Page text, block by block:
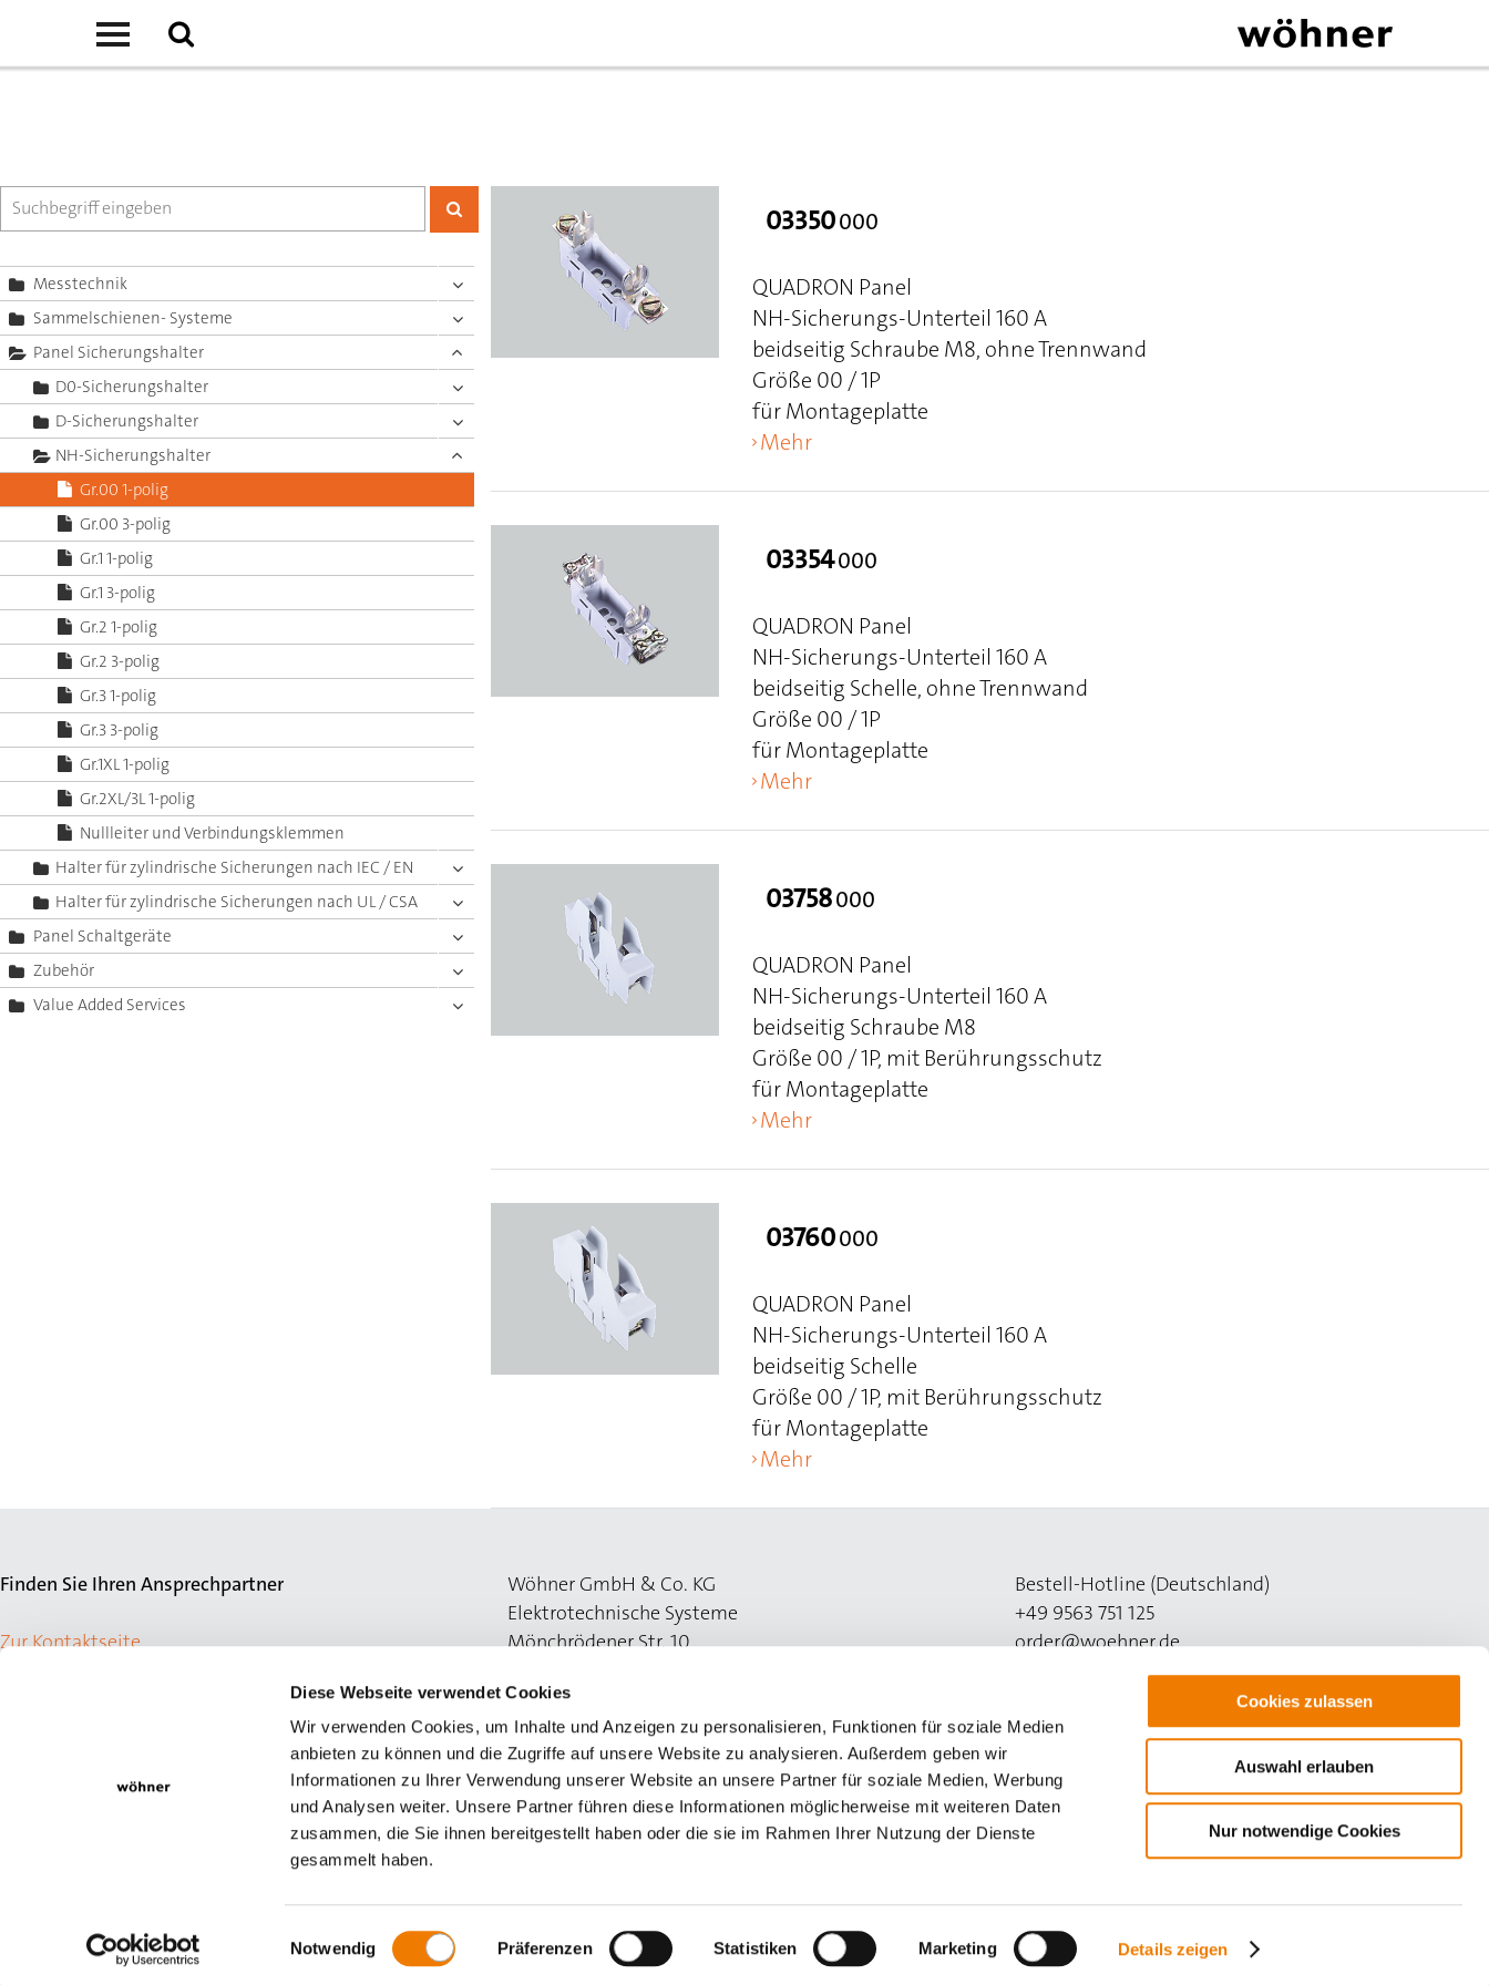
Diese Webseite verwendet Cookies
Wir verwenden Cookies, um Inhalte und Anzeigen zu personalisieren, Funktionen für soziale Medien
anbieten zu können und die Zugriffe auf unsere Website zu analysieren. Außerdem geben wir
Informationen zu Ihrer Verwendung unserer Website an unsere Partner für soziale Medien, Werbung
und Analysen weiter. Unsere Partner führen diese Informationen möglicherweise mit weiteren Daten
zusammen, die Sie ihnen bereitgestellt haben oder die sie im Rahmen Ihrer Nutzung der Dienste
gesammelt haben.
Einwilligungsauswahl
Notwendig Präferenzen Statistiken Marketing Details zeigen
Cookies zulassen
Auswahl erlauben
Nur notwendige Cookies
Messtechnik
Sammelschienen- Systeme
Panel Sicherungshalter
D0-Sicherungshalter
D-Sicherungshalter
NH-Sicherungshalter
Gr.00 1-polig
Gr.00 3-polig
Gr.1 1-polig
Gr.1 3-polig
Gr.2 1-polig
Gr.2 3-polig
Gr.3 1-polig
Gr.3 3-polig
Gr.1XL 1-polig
Gr.2XL/3L 1-polig
Nullleiter und Verbindungsklemmen
Halter für zylindrische Sicherungen nach IEC / EN
Halter für zylindrische Sicherungen nach UL / CSA
Panel Schaltgeräte
Zubehör
Value Added Services
03350000
QUADRON Panel
NH-Sicherungs-Unterteil 160 A
beidseitig Schraube M8, ohne Trennwand
Größe 00 / 1P
für Montageplatte
Mehr
03354000
QUADRON Panel
NH-Sicherungs-Unterteil 160 A
beidseitig Schelle, ohne Trennwand
Größe 00 / 1P
für Montageplatte
Mehr
03758000
QUADRON Panel
NH-Sicherungs-Unterteil 160 A
beidseitig Schraube M8
Größe 00 / 1P, mit Berührungsschutz
für Montageplatte
Mehr
03760000
QUADRON Panel
NH-Sicherungs-Unterteil 160 A
beidseitig Schelle
Größe 00 / 1P, mit Berührungsschutz
für Montageplatte
Mehr
Finden Sie Ihren Ansprechpartner
Zur Kontaktseite
Wöhner GmbH & Co. KG
Elektrotechnische Systeme
Mönchrödener Str. 10
Bestell-Hotline (Deutschland)
+49 9563 751 125
order@woehner.de
Technik-Hotline (Deutschland)
+49 9563 751 508